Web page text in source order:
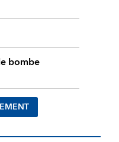
bombe